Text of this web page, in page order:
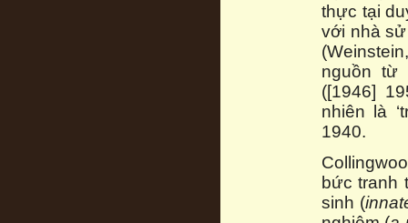
thực tại
với nhà
nguồn từ
([1946]
nhiên là
1940.
bức tranh
sinh (